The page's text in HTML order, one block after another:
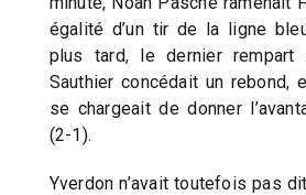
égalité d’un tir de la ligne
plus tard, le dernier rempart
Sauthier concédait un rebond,
se chargeait de donner
(2-1).
Yverdon n’avait toutefois pas